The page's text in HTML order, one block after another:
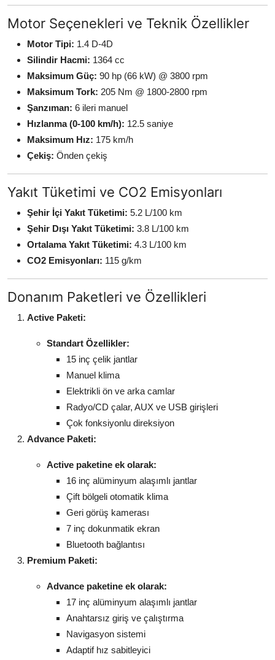
Motor Seçenekleri ve Teknik Özellikler
Motor Tipi: 1.4 D-4D
Silindir Hacmi: 1364 cc
Maksimum Güç: 90 hp (66 kW) @ 3800 rpm
Maksimum Tork: 205 Nm @ 1800-2800 rpm
Şanzıman: 6 ileri manuel
Hızlanma (0-100 km/h): 12.5 saniye
Maksimum Hız: 175 km/h
Çekiş: Önden çekiş
Yakıt Tüketimi ve CO2 Emisyonları
Şehir İçi Yakıt Tüketimi: 5.2 L/100 km
Şehir Dışı Yakıt Tüketimi: 3.8 L/100 km
Ortalama Yakıt Tüketimi: 4.3 L/100 km
CO2 Emisyonları: 115 g/km
Donanım Paketleri ve Özellikleri
Active Paketi:
Standart Özellikler:
15 inç çelik jantlar
Manuel klima
Elektrikli ön ve arka camlar
Radyo/CD çalar, AUX ve USB girişleri
Çok fonksiyonlu direksiyon
Advance Paketi:
Active paketine ek olarak:
16 inç alüminyum alaşımlı jantlar
Çift bölgeli otomatik klima
Geri görüş kamerası
7 inç dokunmatik ekran
Bluetooth bağlantısı
Premium Paketi:
Advance paketine ek olarak:
17 inç alüminyum alaşımlı jantlar
Anahtarsız giriş ve çalıştırma
Navigasyon sistemi
Adaptif hız sabitleyici